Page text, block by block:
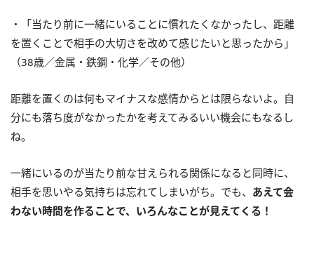
・「当たり前に一緒にいることに慣れたくなかったし、距離
を置くことで相手の大切さを改めて感じたいと思ったから」
（38歳／金属・鉄鋼・化学／その他）
距離を置くのは何もマイナスな感情からとは限らないよ。自
分にも落ち度がなかったかを考えてみるいい機会にもなるし
ね。
一緒にいるのが当たり前な甘えられる関係になると同時に、
相手を思いやる気持ちは忘れてしまいがち。でも、 あえて会
わない時間を作ることで、いろんなことが見えてくる！